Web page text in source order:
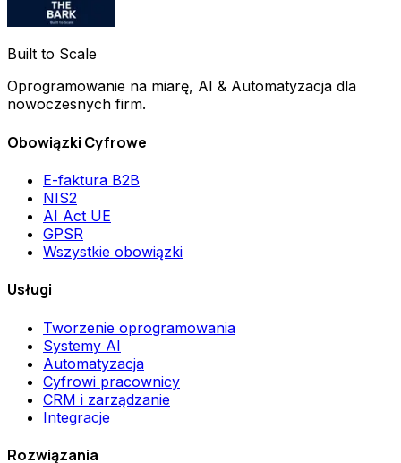
Built to Scale
Oprogramowanie na miarę, AI & Automatyzacja dla
nowoczesnych firm.
Obowiązki Cyfrowe
E-faktura B2B
NIS2
AI Act UE
GPSR
Wszystkie obowiązki
Usługi
Tworzenie oprogramowania
Systemy AI
Automatyzacja
Cyfrowi pracownicy
CRM i zarządzanie
Integracje
Rozwiązania